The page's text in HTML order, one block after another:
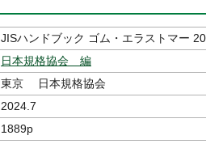
JISハンドブック ゴム・エラストマー
日本規格協会 編
東京 日本規格協会
2024.7
1889p